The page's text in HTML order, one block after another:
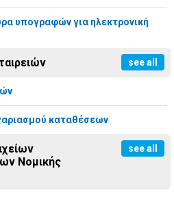
υπογραφών για ηλεκτρονική
see all
καταθέσεων
Νομικής
see all